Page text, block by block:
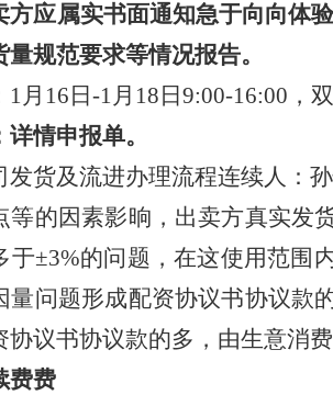
方应属实书面通知急于向向体
规范要求等情况报告。
月16日-1月18日9:00-16:00，
情申报单。
发货及流进办理流程连续人：
等的因素影晌，出卖方真实发
于±3%的问题，在这使用范围
量问题形成配资协议书协议款
协议书协议款的多，由生意消
费费